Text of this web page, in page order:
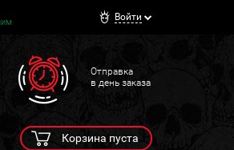
Войти
Отправка
в день заказа
Корзина пуста